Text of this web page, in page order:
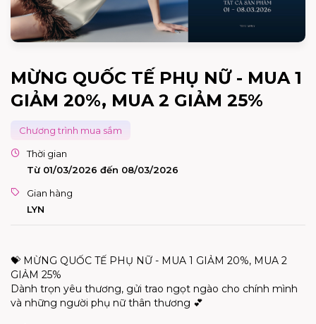
MỪNG QUỐC TẾ PHỤ NỮ - MUA 1
GIẢM 20%, MUA 2 GIẢM 25%
Chương trình mua sắm
Thời gian
Từ 01/03/2026 đến 08/03/2026
Gian hàng
LYN
💝 MỪNG QUỐC TẾ PHỤ NỮ - MUA 1 GIẢM 20%, MUA 2
GIẢM 25%
Dành trọn yêu thương, gửi trao ngọt ngào cho chính mình
và những người phụ nữ thân thương 💕